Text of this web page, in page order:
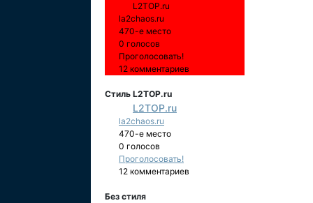
L2TOP.ru
la2chaos.ru
470-е место
0 голосов
Проголосовать!
12 комментариев
Стиль L2TOP.ru
L2TOP.ru
la2chaos.ru
470-е место
0 голосов
Проголосовать!
12 комментариев
Без стиля